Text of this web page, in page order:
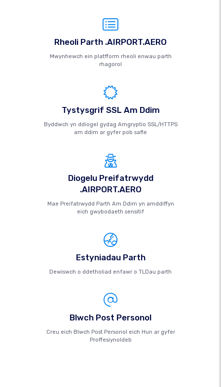
Rheoli Parth .AIRPORT.AERO
Mwynhewch ein platfform rheoli enwau parth
rhagorol
Tystysgrif SSL Am Ddim
Byddwch yn ddiogel gydag Amgryptio SSL/HTTPS
am ddim ar gyfer pob safle
Diogelu Preifatrwydd
.AIRPORT.AERO
Mae Preifatrwydd Parth Am Ddim yn amddiffyn
eich gwybodaeth sensitif
Estyniadau Parth
Dewiswch o ddetholiad enfawr o TLDau parth
Blwch Post Personol
Creu eich Blwch Post Personol eich Hun ar gyfer
Proffesiynoldeb